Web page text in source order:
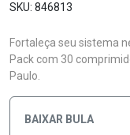
846813
Fortaleça seu sistema
Pack com 30
Paulo.
BAIXAR BULA